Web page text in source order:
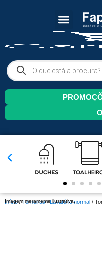
Início/Torneiras/Lavatório normal /
Imagem meramente ilustrativa.